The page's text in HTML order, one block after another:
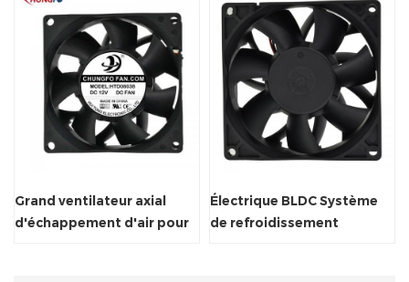
Grand ventilateur axial
d'échappement d'air pour
Électrique BLDC Système
de refroidissement